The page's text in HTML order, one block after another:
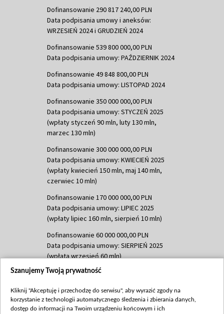
Dofinansowanie 290 817 240,00 PLN
Data podpisania umowy i aneksów:
WRZESIEŃ 2024 i GRUDZIEŃ 2024
Dofinansowanie 539 800 000,00 PLN
Data podpisania umowy: PAŹDZIERNIK 2024
Dofinansowanie 49 848 800,00 PLN
Data podpisania umowy: LISTOPAD 2024
Dofinansowanie 350 000 000,00 PLN
Data podpisania umowy: STYCZEŃ 2025
(wpłaty styczeń 90 mln, luty 130 mln,
marzec 130 mln)
Dofinansowanie 300 000 000,00 PLN
Data podpisania umowy: KWIECIEŃ 2025
(wpłaty kwiecień 150 mln, maj 140 mln,
czerwiec 10 mln)
Dofinansowanie 170 000 000,00 PLN
Data podpisania umowy: LIPIEC 2025
(wpłaty lipiec 160 mln, sierpień 10 mln)
Dofinansowanie 60 000 000,00 PLN
Data podpisania umowy: SIERPIEŃ 2025
(wpłata wrzesień 60 mln)
Dofinansowanie 635 783 051,21 PLN
(wpłata wrzesień 100 mln, październik 350
mln, listopad 265 mln)
Szanujemy Twoją prywatność
Kliknij "Akceptuję i przechodzę do serwisu", aby wyrazić zgody na
korzystanie z technologii automatycznego śledzenia i zbierania danych,
dostęp do informacji na Twoim urządzeniu końcowym i ich